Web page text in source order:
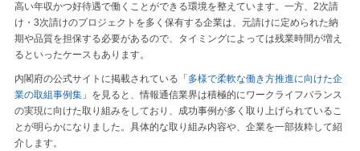
高い年収かつ好待遇で働くことができる環境を整えています。一方、2次請
け・3次請けのプロジェクトを多く保有する企業は、元請けに定められた納
期や品質を担保する必要があるので、タイミングによっては残業時間が増え
るといったケースもあります。
内閣府の公式サイトに掲載されている「 多様で柔軟な働き方推進に向けた企
業の取組事例集」を見ると、情報通信業界は積極的にワークライフバランス
の実現に向けた取り組みをしており、成功事例が多く取り上げられているこ
とが明らかになりました。具体的な取り組み内容や、企業を一部抜粋して紹
介します。